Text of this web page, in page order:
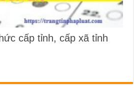
cấp tỉnh, cấp xã tỉnh